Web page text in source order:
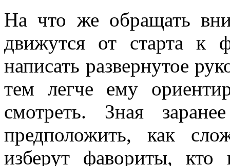
На что же обращать
движутся от старта
написать развернутое
тем легче ему
смотреть. Зная
предположить, как
изберут фавориты, кто